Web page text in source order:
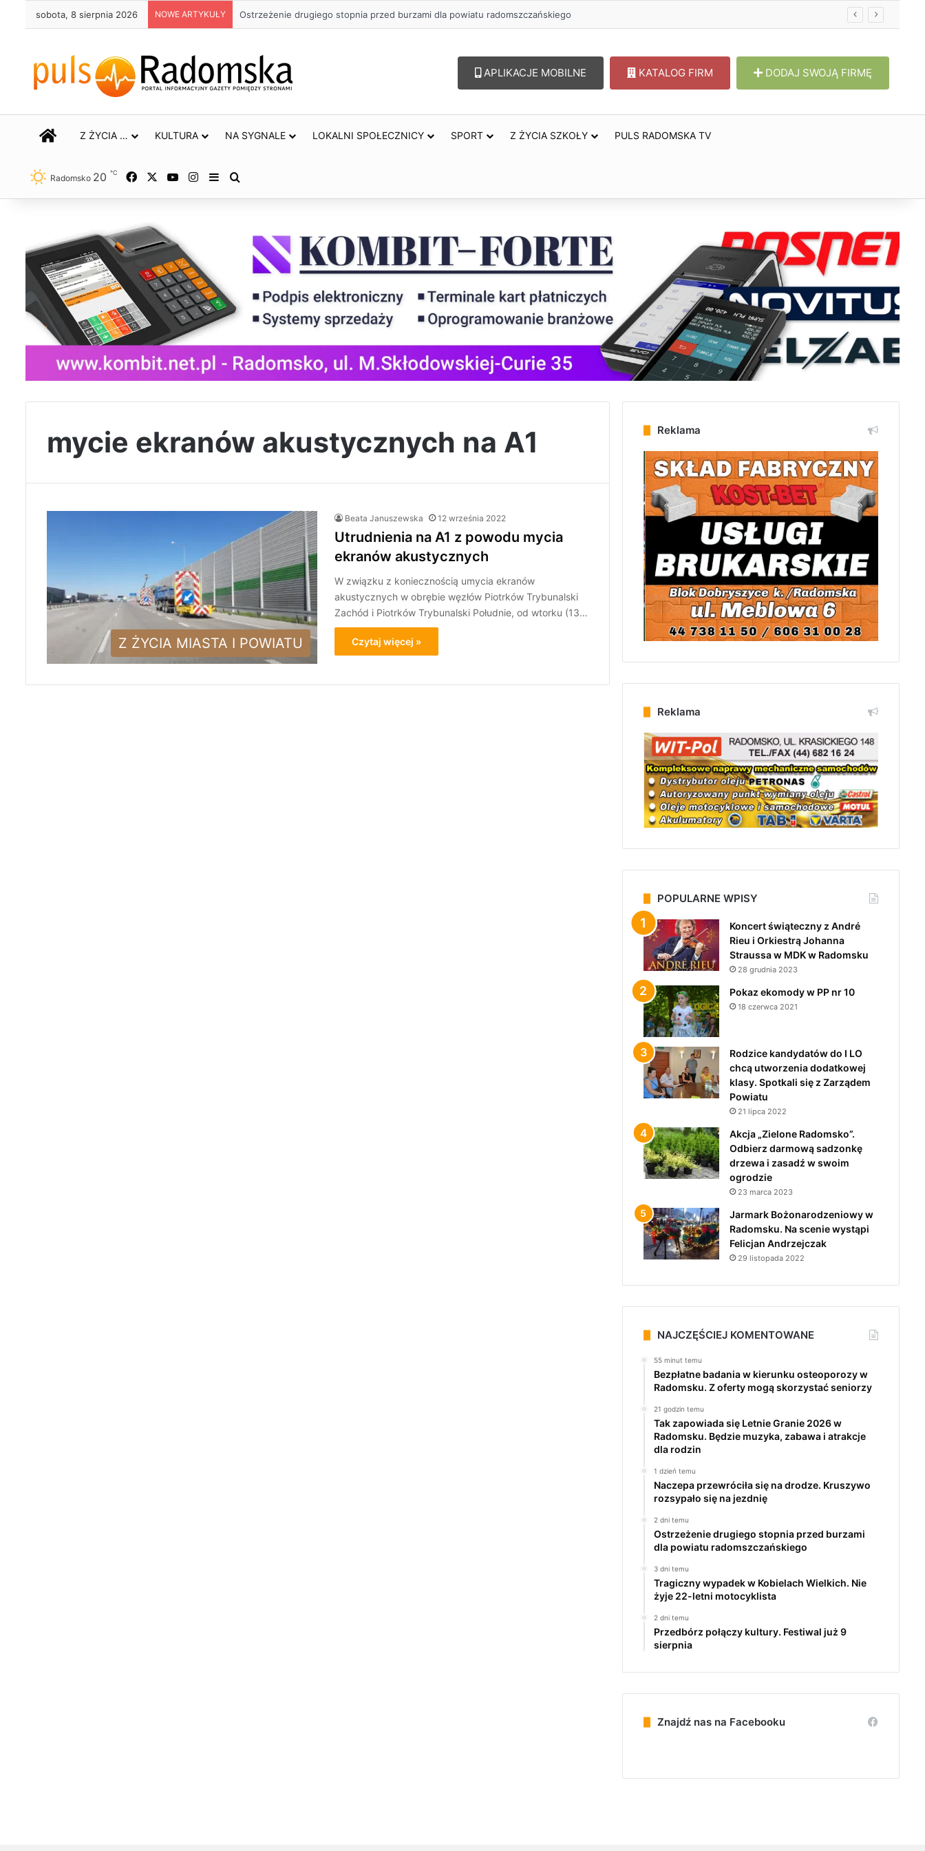
sobota, 8 sierpnia 2026 NOWE ARTYKUŁY Ostrzeżenie drugiego stopnia przed burzami dla powiatu radomszczańskiego
APLIKACJE MOBILNE KATALOG FIRM DODAJ SWOJĄ FIRMĘ
STRONA GŁÓWNA
Z ŻYCIA … KULTURA NA SYGNALE LOKALNI SPOŁECZNICY SPORT Z ŻYCIA SZKOŁY PULS RADOMSKA TV
Radomsko 20 ℃ Facebook YouTubeInstagram
Sidebar
mycie ekranów akustycznych na A1
Z ŻYCIA MIASTA I POWIATU
Beata Januszewska 12 września 2022
Utrudnienia na A1 z powodu mycia
ekranów akustycznych
W związku z koniecznością umycia ekranów
akustycznych w obrębie węzłów Piotrków Trybunalski
Zachód i Piotrków Trybunalski Południe, od wtorku (13…
Czytaj więcej »
Reklama
Reklama
POPULARNE WPISY
Koncert świąteczny z André
Rieu i Orkiestrą Johanna
Straussa w MDK w Radomsku
28 grudnia 2023
Pokaz ekomody w PP nr 10
18 czerwca 2021
Rodzice kandydatów do I LO
chcą utworzenia dodatkowej
klasy. Spotkali się z Zarządem
Powiatu
21 lipca 2022
Akcja „Zielone Radomsko”.
Odbierz darmową sadzonkę
drzewa i zasadź w swoim
ogrodzie
23 marca 2023
Jarmark Bożonarodzeniowy w
Radomsku. Na scenie wystąpi
Felicjan Andrzejczak
29 listopada 2022
NAJCZĘŚCIEJ KOMENTOWANE
55 minut temu
Bezpłatne badania w kierunku osteoporozy w
Radomsku. Z oferty mogą skorzystać seniorzy
21 godzin temu
Tak zapowiada się Letnie Granie 2026 w
Radomsku. Będzie muzyka, zabawa i atrakcje
dla rodzin
1 dzień temu
Naczepa przewróciła się na drodze. Kruszywo
rozsypało się na jezdnię
2 dni temu
Ostrzeżenie drugiego stopnia przed burzami
dla powiatu radomszczańskiego
3 dni temu
Tragiczny wypadek w Kobielach Wielkich. Nie
żyje 22-letni motocyklista
2 dni temu
Przedbórz połączy kultury. Festiwal już 9
sierpnia
Znajdź nas na Facebooku